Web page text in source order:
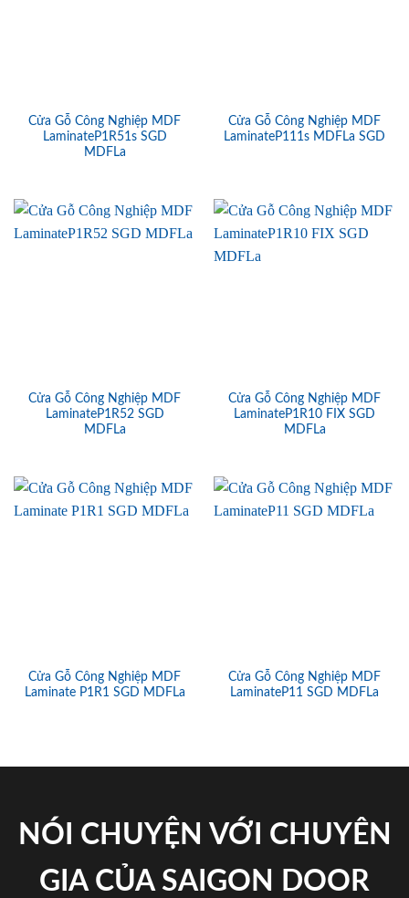
Cửa Gỗ Công Nghiệp MDF
LaminateP1R51s SGD
MDFLa
Cửa Gỗ Công Nghiệp MDF
LaminateP111s MDFLa SGD
Cửa Gỗ Công Nghiệp MDF
LaminateP1R52 SGD
MDFLa
Cửa Gỗ Công Nghiệp MDF
LaminateP1R10 FIX SGD
MDFLa
Cửa Gỗ Công Nghiệp MDF
Laminate P1R1 SGD MDFLa
Cửa Gỗ Công Nghiệp MDF
LaminateP11 SGD MDFLa
NÓI CHUYỆN VỚI CHUYÊN
GIA CỦA SAIGON DOOR